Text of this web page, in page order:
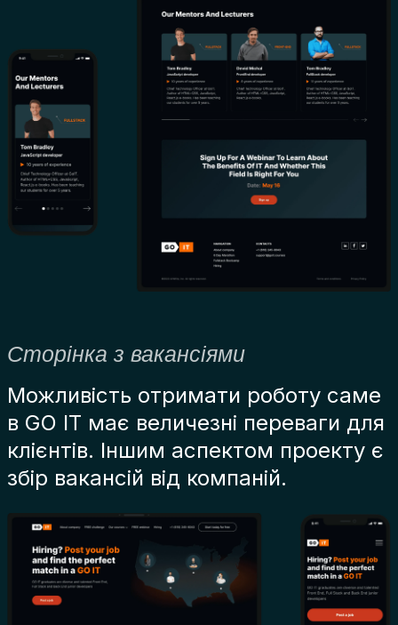
Сторінка з вакансіями
Можливість отримати роботу саме
в GO IT має величезні переваги для
клієнтів. Іншим аспектом проекту є
збір вакансій від компаній.